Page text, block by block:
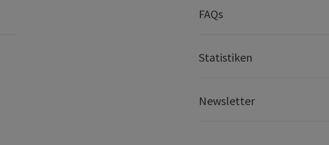
FAQs
Statistiken
Newsletter